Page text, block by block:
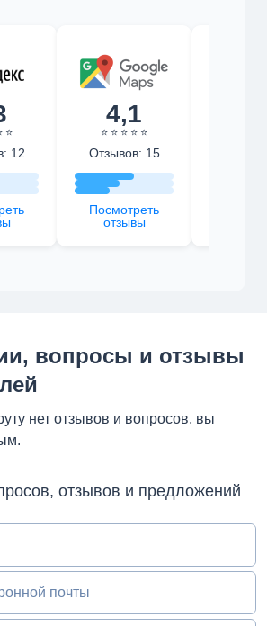
⭐
12
4,1
⭐ ⭐ ⭐ ⭐ ⭐
Отзывов: 15
Посмотреть
отзывы
вопросы и отзывы
нет отзывов и вопросов, вы
отзывов и предложений
почты